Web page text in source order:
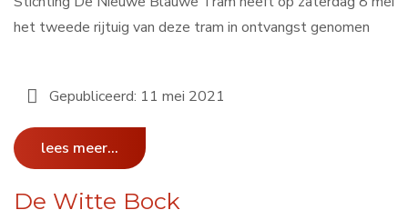
het tweede rijtuig van deze tram in ontvangst genomen
Gepubliceerd: 11 mei 2021
lees meer...
De Witte Bock